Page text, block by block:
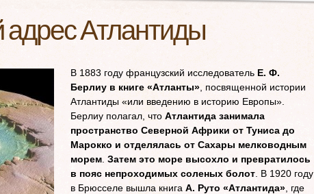
Атлантиды
В 1883 году французский исследователь Е. Ф.
Берлиу в книге «Атланты» , посвященной истории
Атлантиды «или введению в историю Европы».
Берлиу полагал, что Атлантида занимала
пространство Северной Африки от Туниса до
Марокко и отделялась от Сахары мелководным
морем Затем это море высохло и превратилось
в пояс непроходимых соленых болот . В 1920 году
в Брюсселе вышла книга А. Руто «Атлантида» , где